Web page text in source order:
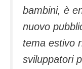
bambini, è
nuovo
tema estivo
sviluppatori